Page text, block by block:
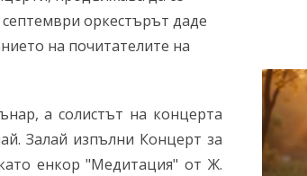
оркестърът даде
на почитателите на
а солистът на концерта
Залай изпълни Концерт за
енкор "Медитация" от Ж.